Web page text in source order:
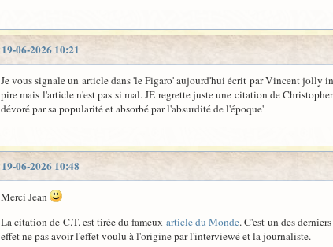
19-06-2026 10:21
Je vous signale un article dans 'le Figaro' aujourd'hui écrit par Vincent jolly
pire mais l'article n'est pas si mal. JE regrette juste une citation de
dévoré par sa popularité et absorbé par l'absurdité de l'époque'
19-06-2026 10:48
Merci Jean
La citation de C.T. est tirée du fameux article du Monde. C'est un des
effet ne pas avoir l'effet voulu à l'origine par l'interviewé et la journaliste.